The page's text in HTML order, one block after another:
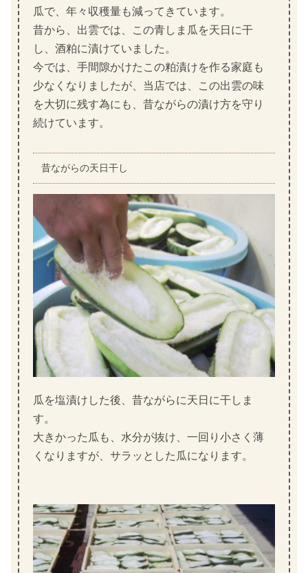
瓜で、年々収穫量も減ってきています。
昔から、出雲では、この青しま瓜を天日に干
し、酒粕に漬けていました。
今では、手間隙かけたこの粕漬けを作る家庭も
少なくなりましたが、当店では、この出雲の味
を大切に残す為にも、昔ながらの漬け方を守り
続けています。
昔ながらの天日干し
瓜を塩漬けした後、昔ながらに天日に干しま
す。
大きかった瓜も、水分が抜け、一回り小さく薄
くなりますが、サラッとした瓜になります。